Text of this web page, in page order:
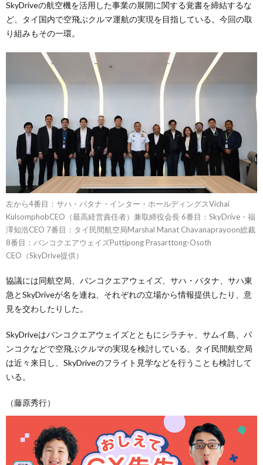
SkyDriveの航空機を活用した事業の展開に関する覚書を締結するな
ど、タイ国内で空飛ぶクルマ運航の実現を目指している。今回の取
り組みもその一環。
左から4番目：サハ・パタナ・インター・ホールディングスVichai
KulsomphobCEO（最高経営責任者）兼取締役会長 6番目：SkyDrive・福
澤知浩CEO 7番目：タイ民間航空局Marshal Manat Chavanaprayoon総裁
8番目：バンコクエアウェイズPuttipong Prasarttong-Osoth
CEO（SkyDrive提供）
協議には同航空局、バンコクエアウェイズ、サハ・パタナ、サハ東
急とSkyDriveが名を連ね、それぞれの立場から情報提供したり、意
見を交わしたりした。
SkyDriveはバンコクエアウェイズとともにシラチャ、サムイ島、バ
ンコクなどで空飛ぶクルマの実現を検討している。タイ民間航空局
は近々来日し、SkyDriveのフライト見学などを行うことも検討して
いる。
（藤原秀行）